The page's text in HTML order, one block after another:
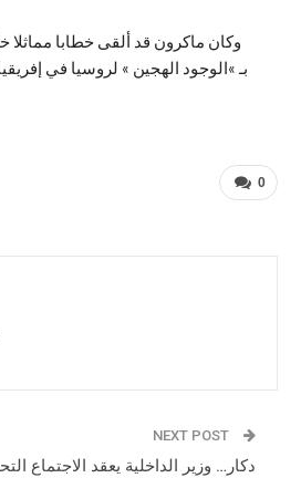
وكان ماكرون قد ألقى خطابا مماثلا
بـ »الوجود الهجين » لروسيا في
0
NEXT POST
دكار… وزير الداخلية يعقد الاجتماع